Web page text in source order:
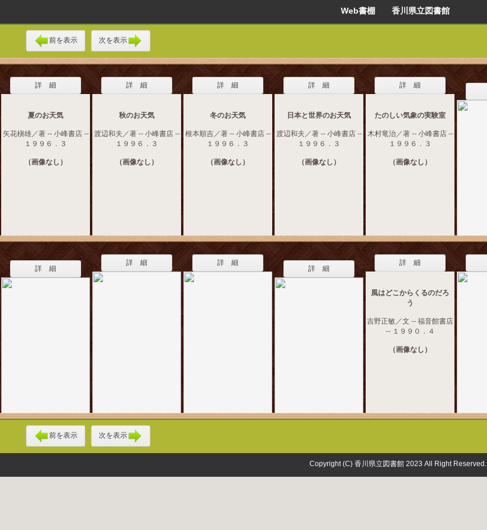
Web書棚 香川県立図書館
前を表示 次を表示
詳 細
夏のお天気
矢花槇雄／著 -- 小峰書店 --
１９９６．３
（画像なし）
詳 細
秋のお天気
渡辺和夫／著 -- 小峰書店 --
１９９６．３
（画像なし）
詳 細
冬のお天気
根本順吉／著 -- 小峰書店 --
１９９６．３
（画像なし）
詳 細
日本と世界のお天気
渡辺和夫／著 -- 小峰書店 --
１９９６．３
（画像なし）
詳 細
たのしい気象の実験室
木村竜治／著 -- 小峰書店 --
１９９６．３
（画像なし）
詳 細
詳 細 詳 細
詳 細
詳 細
風はどこからくるのだろ
う
吉野正敏／文 -- 福音館書店
-- １９９０．４
（画像なし）
前を表示 次を表示
Copyright (C) 香川県立図書館 2023 All Right Reserved.